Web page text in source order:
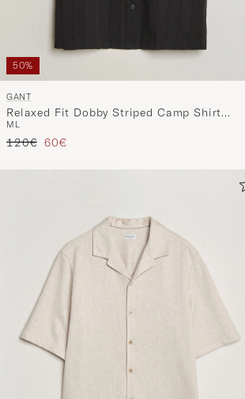
50%
GANT
Relaxed Fit Dobby Striped Camp Shirt
Black
M L
Tavallinen hinta
120€ Alennettu hinta
60€